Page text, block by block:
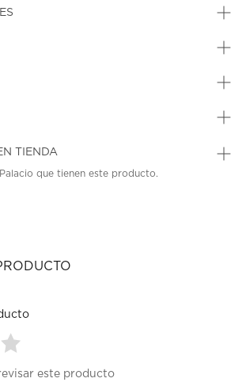
TIENDA
que tienen este producto.
para
este producto